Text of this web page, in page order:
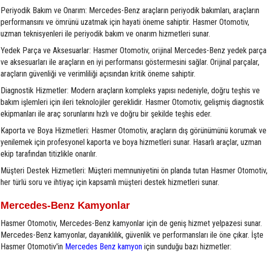
Periyodik Bakım ve Onarım: Mercedes-Benz araçların periyodik bakımları, araçların
performansını ve ömrünü uzatmak için hayati öneme sahiptir. Hasmer Otomotiv,
uzman teknisyenleri ile periyodik bakım ve onarım hizmetleri sunar.
Yedek Parça ve Aksesuarlar: Hasmer Otomotiv, orijinal Mercedes-Benz yedek parça
ve aksesuarları ile araçların en iyi performansı göstermesini sağlar. Orijinal parçalar,
araçların güvenliği ve verimliliği açısından kritik öneme sahiptir.
Diagnostik Hizmetler: Modern araçların kompleks yapısı nedeniyle, doğru teşhis ve
bakım işlemleri için ileri teknolojiler gereklidir. Hasmer Otomotiv, gelişmiş diagnostik
ekipmanları ile araç sorunlarını hızlı ve doğru bir şekilde teşhis eder.
Kaporta ve Boya Hizmetleri: Hasmer Otomotiv, araçların dış görünümünü korumak ve
yenilemek için profesyonel kaporta ve boya hizmetleri sunar. Hasarlı araçlar, uzman
ekip tarafından titizlikle onarılır.
Müşteri Destek Hizmetleri: Müşteri memnuniyetini ön planda tutan Hasmer Otomotiv,
her türlü soru ve ihtiyaç için kapsamlı müşteri destek hizmetleri sunar.
Mercedes-Benz Kamyonlar
Hasmer Otomotiv, Mercedes-Benz kamyonlar için de geniş hizmet yelpazesi sunar.
Mercedes-Benz kamyonlar, dayanıklılık, güvenlik ve performansları ile öne çıkar. İşte
Hasmer Otomotiv'in Mercedes Benz kamyon için sunduğu bazı hizmetler: